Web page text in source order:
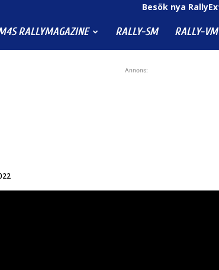
Besök nya
RALLYMAGAZINE RALLY-SM RALLY-VM
Annons: